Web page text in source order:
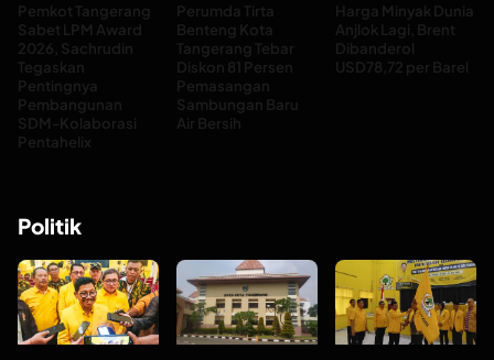
Pemkot Tangerang
Sabet LPM Award
2026, Sachrudin
Tegaskan
Pentingnya
Pembangunan
SDM-Kolaborasi
Pentahelix
Perumda Tirta
Benteng Kota
Tangerang Tebar
Diskon 81 Persen
Pemasangan
Sambungan Baru
Air Bersih
Harga Minyak Dunia
Anjlok Lagi, Brent
Dibanderol
USD78,72 per Barel
Politik